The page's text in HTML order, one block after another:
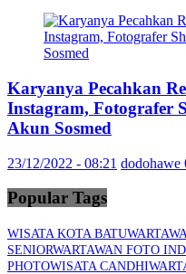
Karyanya Pecahkan
Instagram, Fotografer
Akun Sosmed
23/12/2022 - 08:21 dodohawe
Popular Tags
WISATA KOTA BATU
SENIORWARTAWAN FOTO
PHOTOWISATA CANDHI